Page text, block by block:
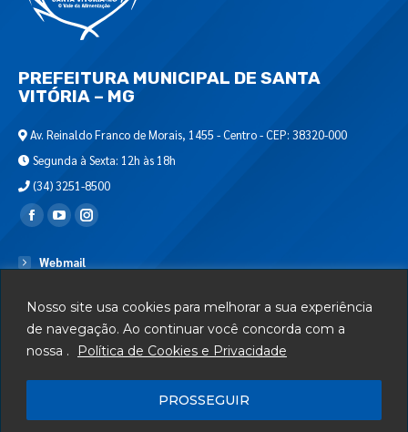
Nosso site usa cookies para melhorar a sua experiência
de navegação. Ao continuar você concorda com a
nossa .
Política de Cookies e Privacidade
PROSSEGUIR
PREFEITURA MUNICIPAL DE SANTA
VITÓRIA – MG
Av. Reinaldo Franco de Morais, 1455 - Centro - CEP: 38320-000
Segunda à Sexta: 12h às 18h
(34) 3251-8500
Encontre-nos em:
Webmail
Serviços
Telefones Úteis